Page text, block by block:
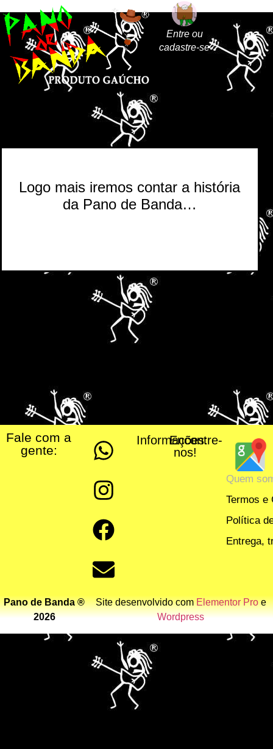
Entre ou
cadastre-se
Logo mais iremos contar a história
da Pano de Banda…
Fale com a
gente:
Informações:
Encontre-
nos!
Quem
Termos e
Política
Entrega,
Pano de Banda ®
2026
Site desenvolvido comElementor Proe
Wordpress